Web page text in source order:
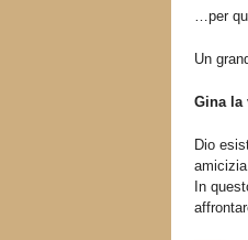
…per
Un
Gina la
Dio
In